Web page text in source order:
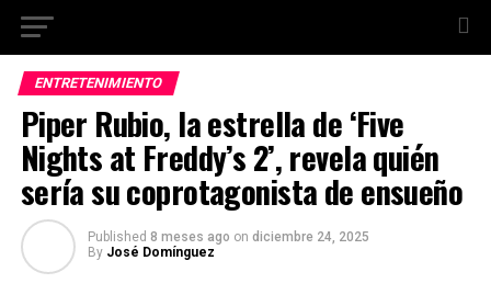
ENTRETENIMIENTO
Piper Rubio, la estrella de ‘Five
Nights at Freddy’s 2’, revela quién
sería su coprotagonista de ensueño
Published 8 meses ago on diciembre 24, 2025
By José Domínguez